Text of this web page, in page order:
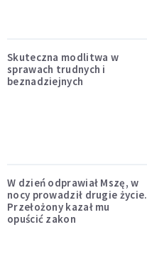
Skuteczna modlitwa w
sprawach trudnych i
beznadziejnych
W dzień odprawiał Mszę, w
nocy prowadził drugie życie.
Przełożony kazał mu
opuścić zakon